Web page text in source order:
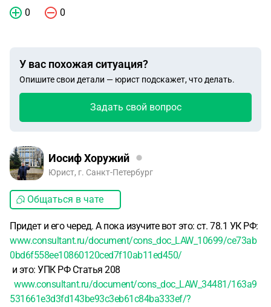
0 0
У вас похожая ситуация?
Опишите свои детали — юрист подскажет, что делать.
Задать свой вопрос
Иосиф Хоружий
Юрист, г. Санкт-Петербург
Общаться в чате
Придет и его черед. А пока изучите вот это: ст. 78.1 УК РФ:
www.consultant.ru/document/cons_doc_LAW_10699/ce73ab
0bd6f558ee10860120ced7f10ab11ed450/
и это: УПК РФ Статья 208
www.consultant.ru/document/cons_doc_LAW_34481/163a9
531661e3d3fd143be93c3eb61c84ba333ef/?